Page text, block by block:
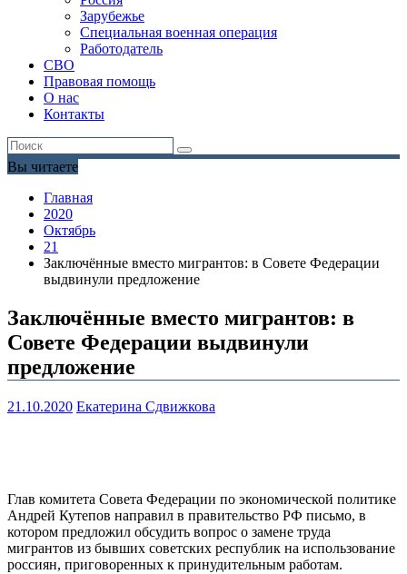
Зарубежье
Специальная военная операция
Работодатель
СВО
Правовая помощь
О нас
Контакты
Вы читаете
Главная
2020
Октябрь
21
Заключённые вместо мигрантов: в Совете Федерации
выдвинули предложение
Заключённые вместо мигрантов: в
Совете Федерации выдвинули
предложение
21.10.2020 Екатерина Сдвижкова
Глав комитета Совета Федерации по экономической политике
Андрей Кутепов направил в правительство РФ письмо, в
котором предложил обсудить вопрос о замене труда
мигрантов из бывших советских республик на использование
россиян, приговоренных к принудительным работам.